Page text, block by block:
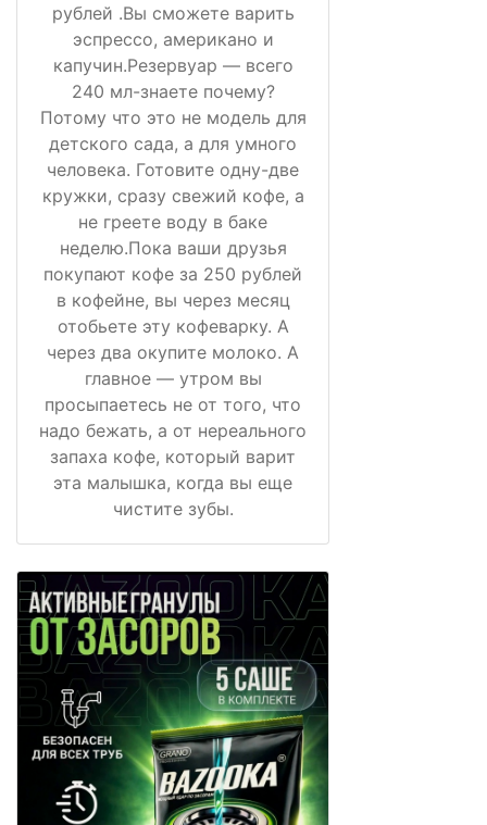
рублей .Вы сможете варить
эспрессо, американо и
капучин.Резервуар — всего
240 мл-знаете почему?
Потому что это не модель для
детского сада, а для умного
человека. Готовите одну-две
кружки, сразу свежий кофе, а
не греете воду в баке
неделю.Пока ваши друзья
покупают кофе за 250 рублей
в кофейне, вы через месяц
отобьете эту кофеварку. А
через два окупите молоко. А
главное — утром вы
просыпаетесь не от того, что
надо бежать, а от нереального
запаха кофе, который варит
эта малышка, когда вы еще
чистите зубы.